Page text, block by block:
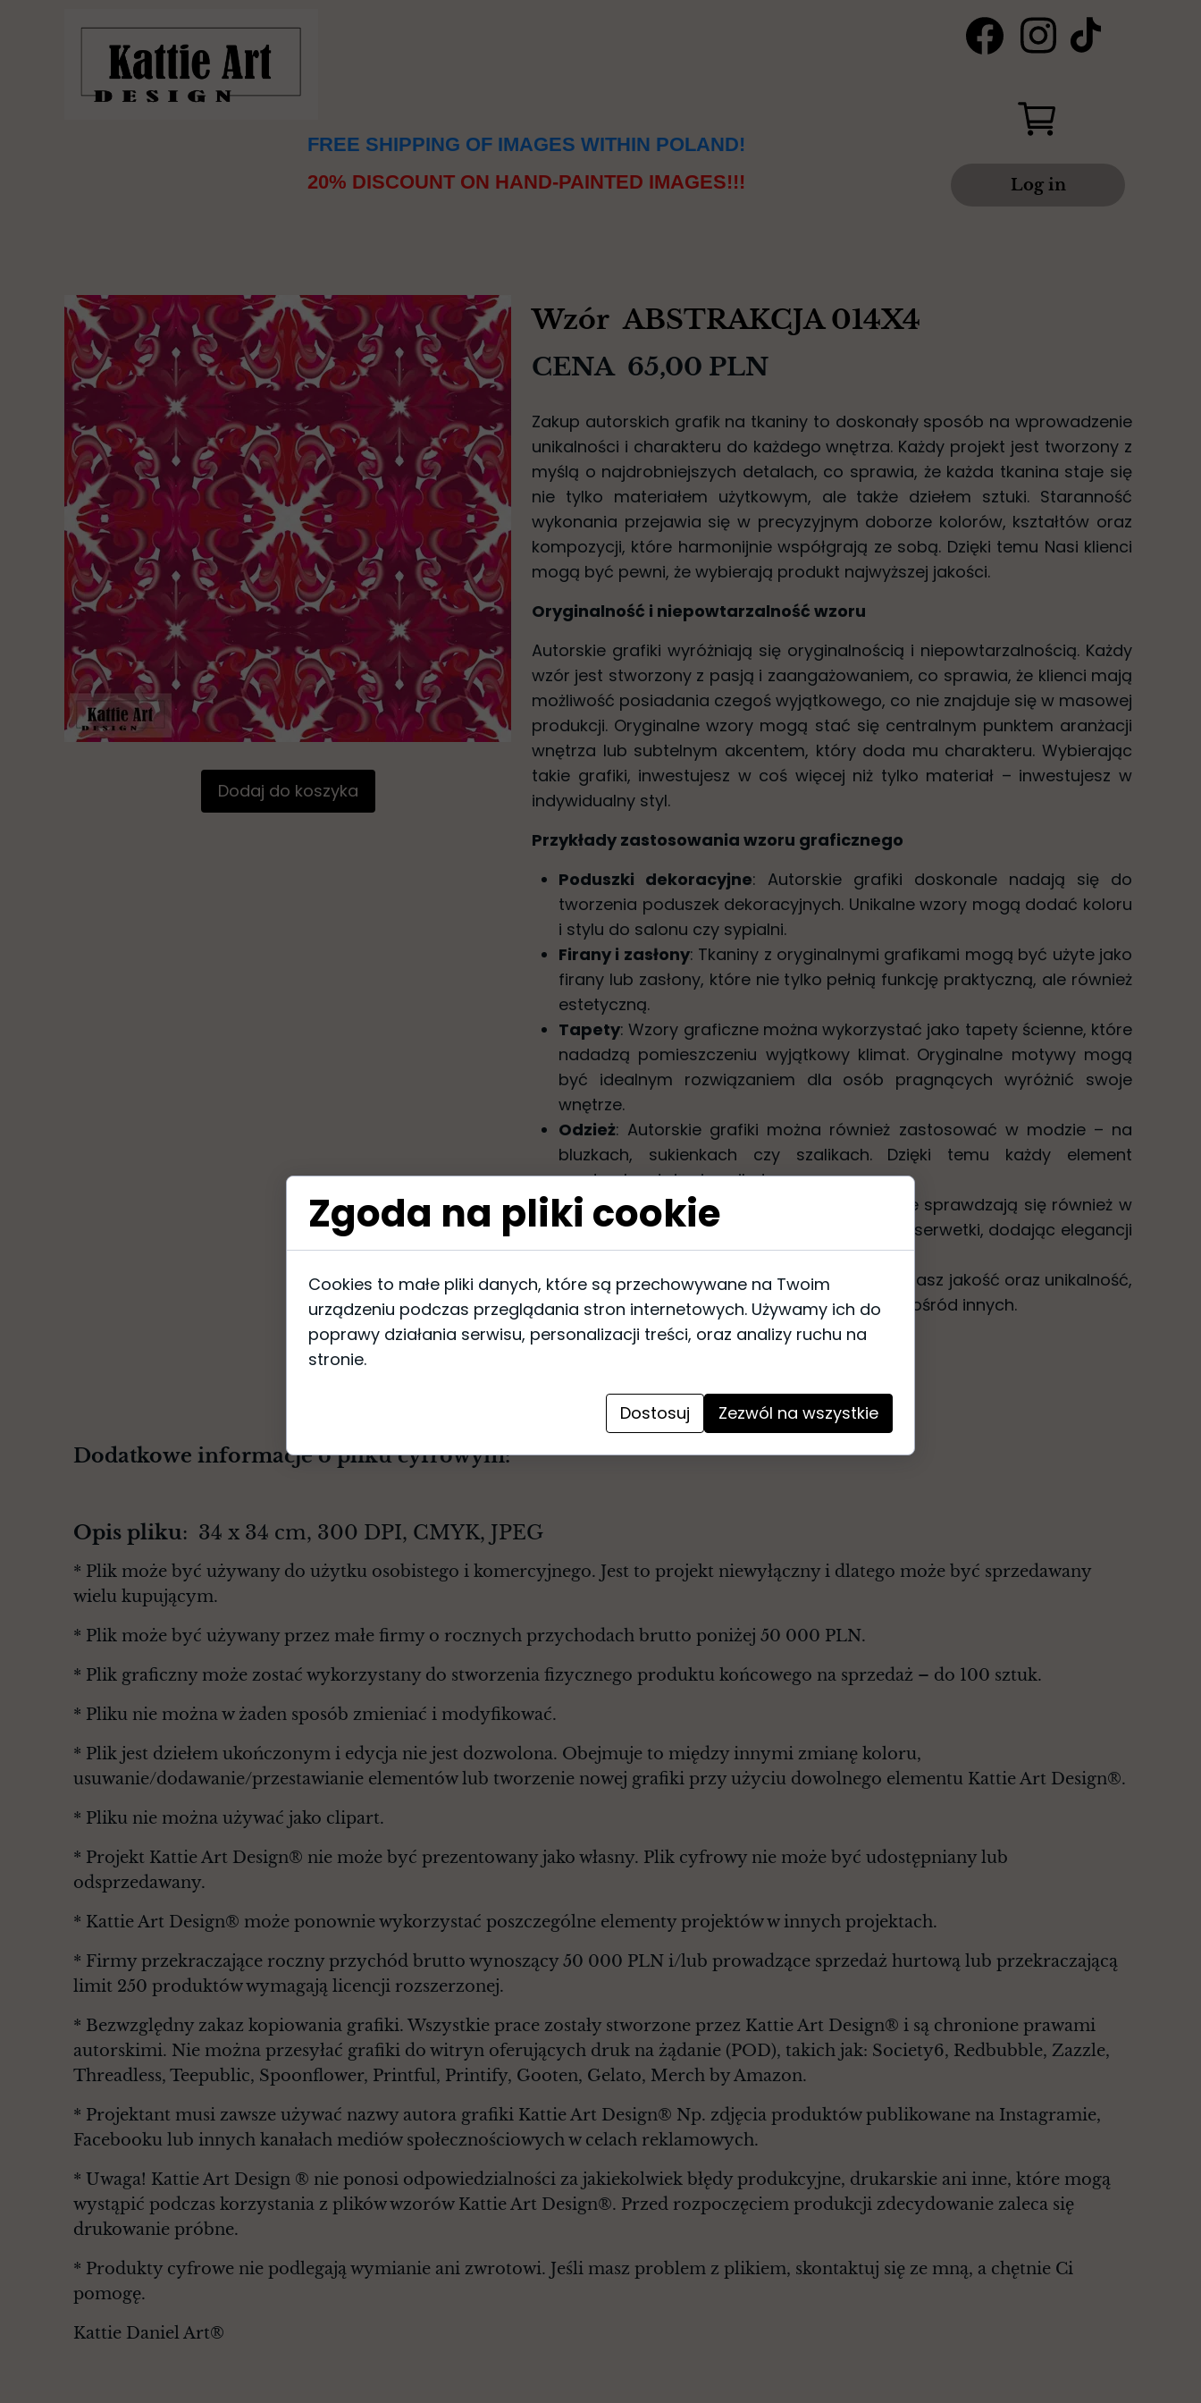
FREE SHIPPING OF IMAGES WITHIN POLAND!
20% DISCOUNT ON HAND-PAINTED IMAGES!!!
Log in
Dodaj do koszyka
Zakup autorskich grafik na tkaniny to doskonały sposób na wprowadzenie
unikalności i charakteru do każdego wnętrza. Każdy projekt jest tworzony z
myślą o najdrobniejszych detalach, co sprawia, że każda tkanina staje się
nie tylko materiałem użytkowym, ale także dziełem sztuki. Staranność
wykonania przejawia się w precyzyjnym doborze kolorów, kształtów oraz
kompozycji, które harmonijnie współgrają ze sobą. Dzięki temu Nasi klienci
mogą być pewni, że wybierają produkt najwyższej jakości.
Oryginalność i niepowtarzalność wzoru
Autorskie grafiki wyróżniają się oryginalnością i niepowtarzalnością. Każdy
wzór jest stworzony z pasją i zaangażowaniem, co sprawia, że klienci mają
możliwość posiadania czegoś wyjątkowego, co nie znajduje się w masowej
produkcji. Oryginalne wzory mogą stać się centralnym punktem aranżacji
wnętrza lub subtelnym akcentem, który doda mu charakteru. Wybierając
takie grafiki, inwestujesz w coś więcej niż tylko materiał – inwestujesz w
indywidualny styl.
Przykłady zastosowania wzoru graficznego
Poduszki dekoracyjne: Autorskie grafiki doskonale nadają się do
tworzenia poduszek dekoracyjnych. Unikalne wzory mogą dodać koloru
i stylu do salonu czy sypialni.
Firany i zasłony: Tkaniny z oryginalnymi grafikami mogą być użyte jako
firany lub zasłony, które nie tylko pełnią funkcję praktyczną, ale również
estetyczną.
Tapety: Wzory graficzne można wykorzystać jako tapety ścienne, które
nadadzą pomieszczeniu wyjątkowy klimat. Oryginalne motywy mogą
być idealnym rozwiązaniem dla osób pragnących wyróżnić swoje
wnętrze.
Odzież: Autorskie grafiki można również zastosować w modzie – na
bluzkach, sukienkach czy szalikach. Dzięki temu każdy element
garderoby staje się unikatowy.
Obrusy i serwetki: Wzory graficzne świetnie sprawdzają się również w
tekstyliach stołowych, takich jak obrusy czy serwetki, dodając elegancji
podczas rodzinnych spotkań czy przyjęć.
Inwestując w autorskie grafiki na tkaniny, wybierasz jakość oraz unikalność,
która wyróżnia Twoje wnętrze lub garderobę spośród innych.
CENA 65,00 PLN
Wzór ABSTRAKCJA 014X4
Dodatkowe informacje o pliku cyfrowym:
Opis pliku: 34 x 34 cm, 300 DPI, CMYK, JPEG
* Plik może być używany do użytku osobistego i komercyjnego. Jest to projekt niewyłączny i dlatego może być sprzedawany
wielu kupującym.
* Plik może być używany przez małe firmy o rocznych przychodach brutto poniżej 50 000 PLN.
* Plik graficzny może zostać wykorzystany do stworzenia fizycznego produktu końcowego na sprzedaż – do 100 sztuk.
* Pliku nie można w żaden sposób zmieniać i modyfikować.
* Plik jest dziełem ukończonym i edycja nie jest dozwolona. Obejmuje to między innymi zmianę koloru,
usuwanie/dodawanie/przestawianie elementów lub tworzenie nowej grafiki przy użyciu dowolnego elementu Kattie Art Design®.
* Pliku nie można używać jako clipart.
* Projekt Kattie Art Design® nie może być prezentowany jako własny. Plik cyfrowy nie może być udostępniany lub
odsprzedawany.
* Kattie Art Design® może ponownie wykorzystać poszczególne elementy projektów w innych projektach.
* Firmy przekraczające roczny przychód brutto wynoszący 50 000 PLN i/lub prowadzące sprzedaż hurtową lub przekraczającą
limit 250 produktów wymagają licencji rozszerzonej.
* Bezwzględny zakaz kopiowania grafiki. Wszystkie prace zostały stworzone przez Kattie Art Design® i są chronione prawami
autorskimi. Nie można przesyłać grafiki do witryn oferujących druk na żądanie (POD), takich jak: Society6, Redbubble, Zazzle,
Threadless, Teepublic, Spoonflower, Printful, Printify, Gooten, Gelato, Merch by Amazon.
* Projektant musi zawsze używać nazwy autora grafiki Kattie Art Design® Np. zdjęcia produktów publikowane na Instagramie,
Facebooku lub innych kanałach mediów społecznościowych w celach reklamowych.
* Uwaga! Kattie Art Design ® nie ponosi odpowiedzialności za jakiekolwiek błędy produkcyjne, drukarskie ani inne, które mogą
wystąpić podczas korzystania z plików wzorów Kattie Art Design®. Przed rozpoczęciem produkcji zdecydowanie zaleca się
drukowanie próbne.
* Produkty cyfrowe nie podlegają wymianie ani zwrotowi. Jeśli masz problem z plikiem, skontaktuj się ze mną, a chętnie Ci
pomogę.
Kattie Daniel Art®
Zgoda na pliki cookie
Cookies to małe pliki danych, które są przechowywane na Twoim
urządzeniu podczas przeglądania stron internetowych. Używamy ich do
poprawy działania serwisu, personalizacji treści, oraz analizy ruchu na
stronie.
Dostosuj Zezwól na wszystkie